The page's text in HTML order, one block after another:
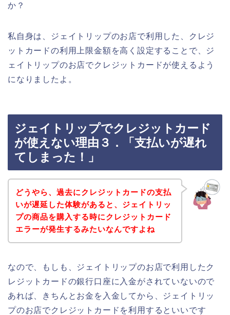
か？
私自身は、ジェイトリップのお店で利用した、クレジ
ットカードの利用上限金額を高く設定することで、ジ
ェイトリップのお店でクレジットカードが使えるよう
になりましたよ。
ジェイトリップでクレジットカード
が使えない理由３．「支払いが遅れ
てしまった！」
どうやら、過去にクレジットカードの支払
いが遅延した体験があると、ジェイトリッ
プの商品を購入する時にクレジットカード
エラーが発生するみたいなんですよね
なので、もしも、ジェイトリップのお店で利用したク
レジットカードの銀行口座に入金がされていないので
あれば、きちんとお金を入金してから、ジェイトリッ
プのお店でクレジットカードを利用するといいです